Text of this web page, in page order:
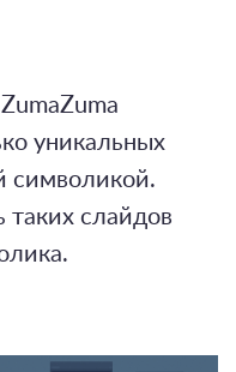
уникальных
символикой.
слайдов